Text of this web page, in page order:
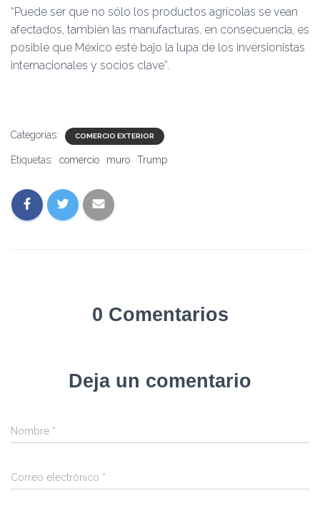
“Puede ser que no sólo los productos agrícolas se vean
afectados, también las manufacturas, en consecuencia, es
posible que México esté bajo la lupa de los inversionistas
internacionales y socios clave”.
Categorías: COMERCIO EXTERIOR
Etiquetas: comercio muro Trump
0 Comentarios
Deja un comentario
Nombre *
Correo electrónico *